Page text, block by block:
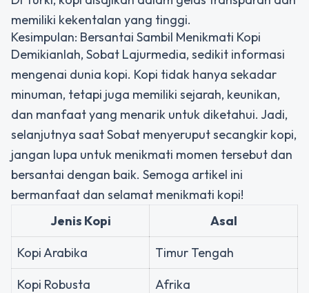
memiliki kekentalan yang tinggi.
Kesimpulan: Bersantai Sambil Menikmati Kopi
Demikianlah, Sobat Lajurmedia, sedikit informasi
mengenai dunia kopi. Kopi tidak hanya sekadar
minuman, tetapi juga memiliki sejarah, keunikan,
dan manfaat yang menarik untuk diketahui. Jadi,
selanjutnya saat Sobat menyeruput secangkir kopi,
jangan lupa untuk menikmati momen tersebut dan
bersantai dengan baik. Semoga artikel ini
bermanfaat dan selamat menikmati kopi!
Jenis Kopi
Asal
Kopi Arabika
Timur Tengah
Kopi Robusta
Afrika